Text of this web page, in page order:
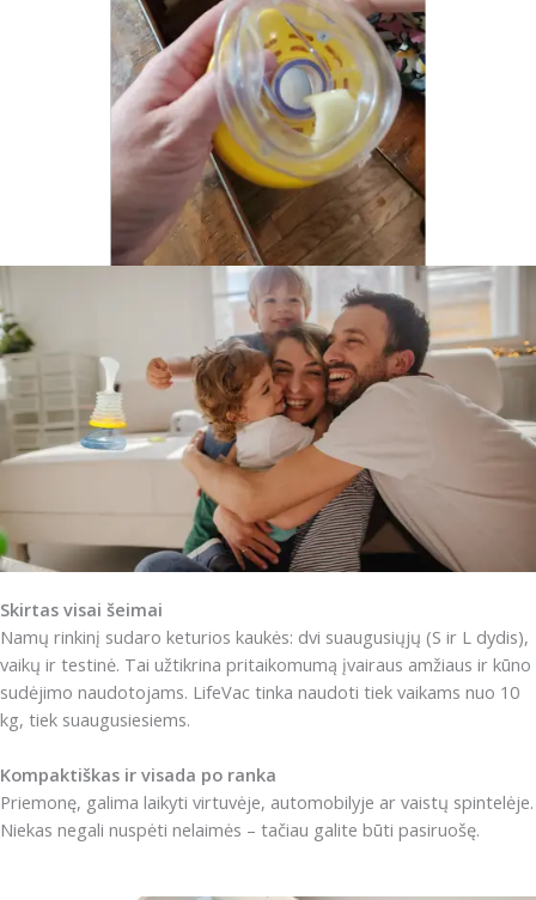
Skirtas visai šeimai
Namų rinkinį sudaro keturios kaukės: dvi suaugusiųjų (S ir L dydis),
vaikų ir testinė. Tai užtikrina pritaikomumą įvairaus amžiaus ir kūno
sudėjimo naudotojams. LifeVac tinka naudoti tiek vaikams nuo 10
kg, tiek suaugusiesiems.
Kompaktiškas ir visada po ranka
Priemonę, galima laikyti virtuvėje, automobilyje ar vaistų spintelėje.
Niekas negali nuspėti nelaimės – tačiau galite būti pasiruošę.